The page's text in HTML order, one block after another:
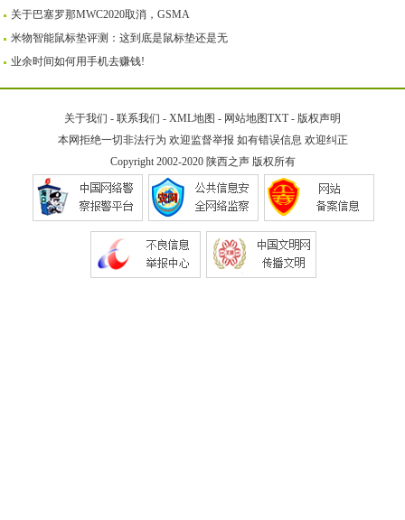
关于巴塞罗那MWC2020取消，GSMA
米物智能鼠标垫评测：这到底是鼠标垫还是无
业余时间如何用手机去赚钱!
关于我们 - 联系我们 - XML地图 - 网站地图TXT- 版权声明
本网拒绝一切非法行为 欢迎监督举报 如有错误信息 欢迎纠正
Copyright 2002-2020 陕西之声版权所有